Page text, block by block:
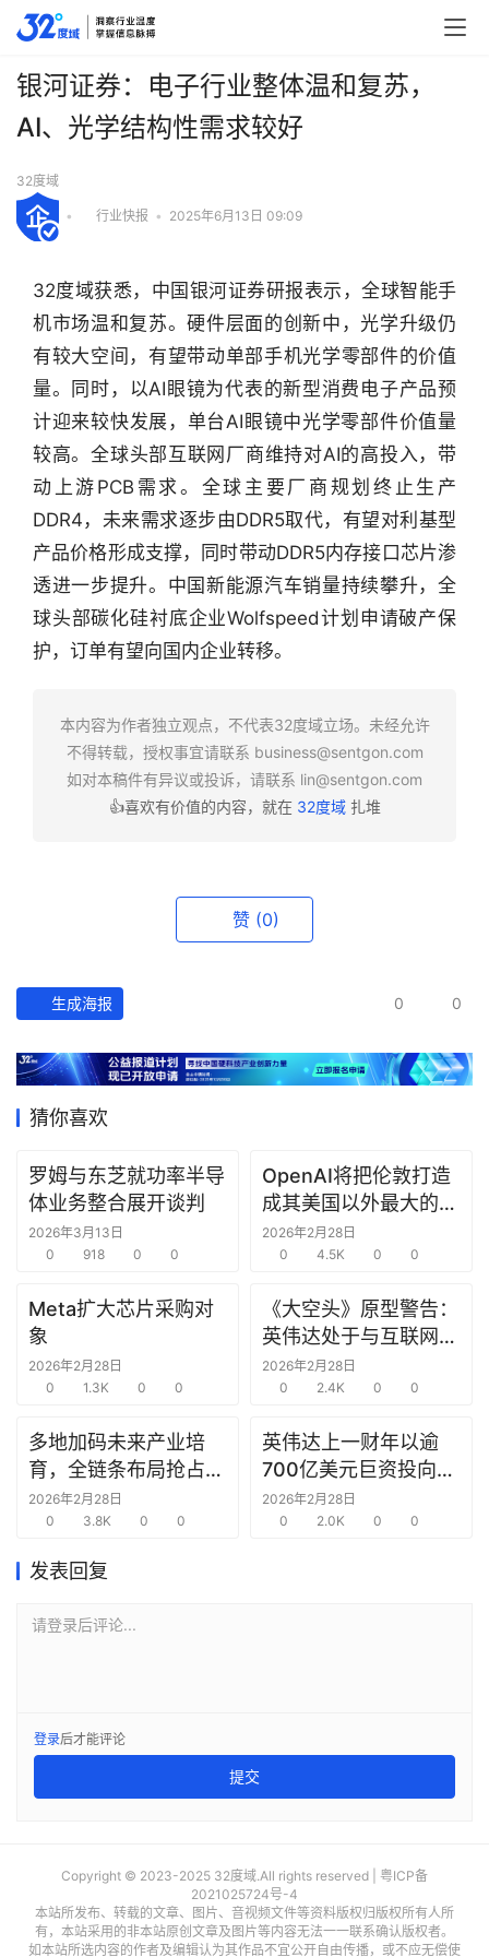
行
业
快
报
经
选
告
创
窗
商
合
圈
银河证券：电子行业整体温和复苏，
AI、光学结构性需求较好
32度域
• 行业快报 • 2025年6月13日 09:09
32度域获悉，中国银河证券研报表示，全球智能手
机市场温和复苏。硬件层面的创新中，光学升级仍
有较大空间，有望带动单部手机光学零部件的价值
量。同时，以AI眼镜为代表的新型消费电子产品预
计迎来较快发展，单台AI眼镜中光学零部件价值量
较高。全球头部互联网厂商维持对AI的高投入，带
动上游PCB需求。全球主要厂商规划终止生产
DDR4，未来需求逐步由DDR5取代，有望对利基型
产品价格形成支撑，同时带动DDR5内存接口芯片渗
透进一步提升。中国新能源汽车销量持续攀升，全
球头部碳化硅衬底企业Wolfspeed计划申请破产保
护，订单有望向国内企业转移。
本内容为作者独立观点，不代表32度域立场。未经允许
不得转载，授权事宜请联系 business@sentgon.com
如对本稿件有异议或投诉，请联系 lin@sentgon.com
👍喜欢有价值的内容，就在 32度域扎堆
赞 (0)
生成海报 0 0
猜你喜欢
罗姆与东芝就功率半导
体业务整合展开谈判
2026年3月13日
0
918 0 0
OpenAI将把伦敦打造
成其美国以外最大的研
究中心
2026年2月28日
0
4.5K 0 0
Meta扩大芯片采购对
象
2026年2月28日
0
1.3K 0 0
《大空头》原型警告：
英伟达处于与互联网泡
沫时期思科同样的“危
险境地”
2026年2月28日
0
2.4K 0 0
多地加码未来产业培
育，全链条布局抢占新
赛道先机
2026年2月28日
0
3.8K 0 0
英伟达上一财年以逾
700亿美元巨资投向合
作方，竭力巩固AI芯片
需求
2026年2月28日
0
2.0K 0 0
发表回复
请登录后评论...
登录后才能评论
提交
Copyright © 2023-2025 32度域.All rights reserved | 粤ICP备
2021025724号-4
本站所发布、转载的文章、图片、音视频文件等资料版权归版权所有人所
有，本站采用的非本站原创文章及图片等内容无法一一联系确认版权者。
如本站所选内容的作者及编辑认为其作品不宜公开自由传播，或不应无偿使